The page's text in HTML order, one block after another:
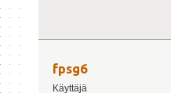
fpsg6
Käyttäjä